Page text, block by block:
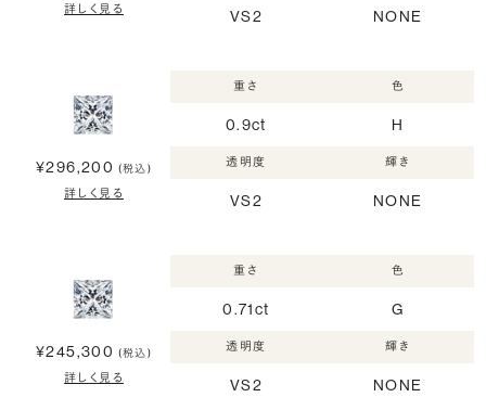
詳しく見る VS2 NONE
¥296,200 (税込)
詳しく見る
重さ
0.9ct
色
H
透明度
VS2
輝き
NONE
¥245,300 (税込)
詳しく見る
重さ
0.71ct
色
G
透明度
VS2
輝き
NONE